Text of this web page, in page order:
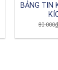
BẢNG TIN
80.000₫